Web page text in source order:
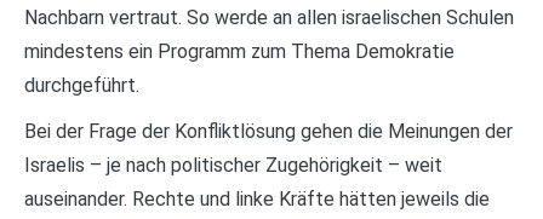
Nachbarn vertraut. So werde an allen israelischen Schulen
mindestens ein Programm zum Thema Demokratie
durchgeführt.
Bei der Frage der Konfliktlösung gehen die Meinungen der
Israelis – je nach politischer Zugehörigkeit – weit
auseinander. Rechte und linke Kräfte hätten jeweils die